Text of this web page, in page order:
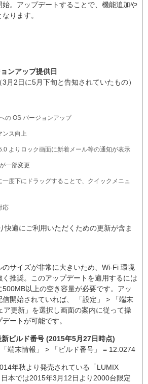
。アップデートすることで、機能追加や
ります。
ンアップ提供日
月2日に5月下旬と告知されていたもの）
の OS バージョンアップ
ンス向上
よりロック画面に新着メール等の通知が表示
一部変更
一度下にドラッグすることで、クイックメニュ
応
適にご利用いただくための更新が含ま
サイズが非常に大きいため、Wi-Fi 環境
推奨。このアップデートを適用するには
以上の空き容量が必要です。アッ
信開始されていれば、 「設定」 > 「端末
ア更新」を選択し画面の案内に従って操
ートが可能です。
ビルド番号 (2015年5月27日時点)
端末情報」 > 「ビルド番号」 = 12.0274
年秋より発売されている「LUMIX
本では2015年3月12日より2000台限定